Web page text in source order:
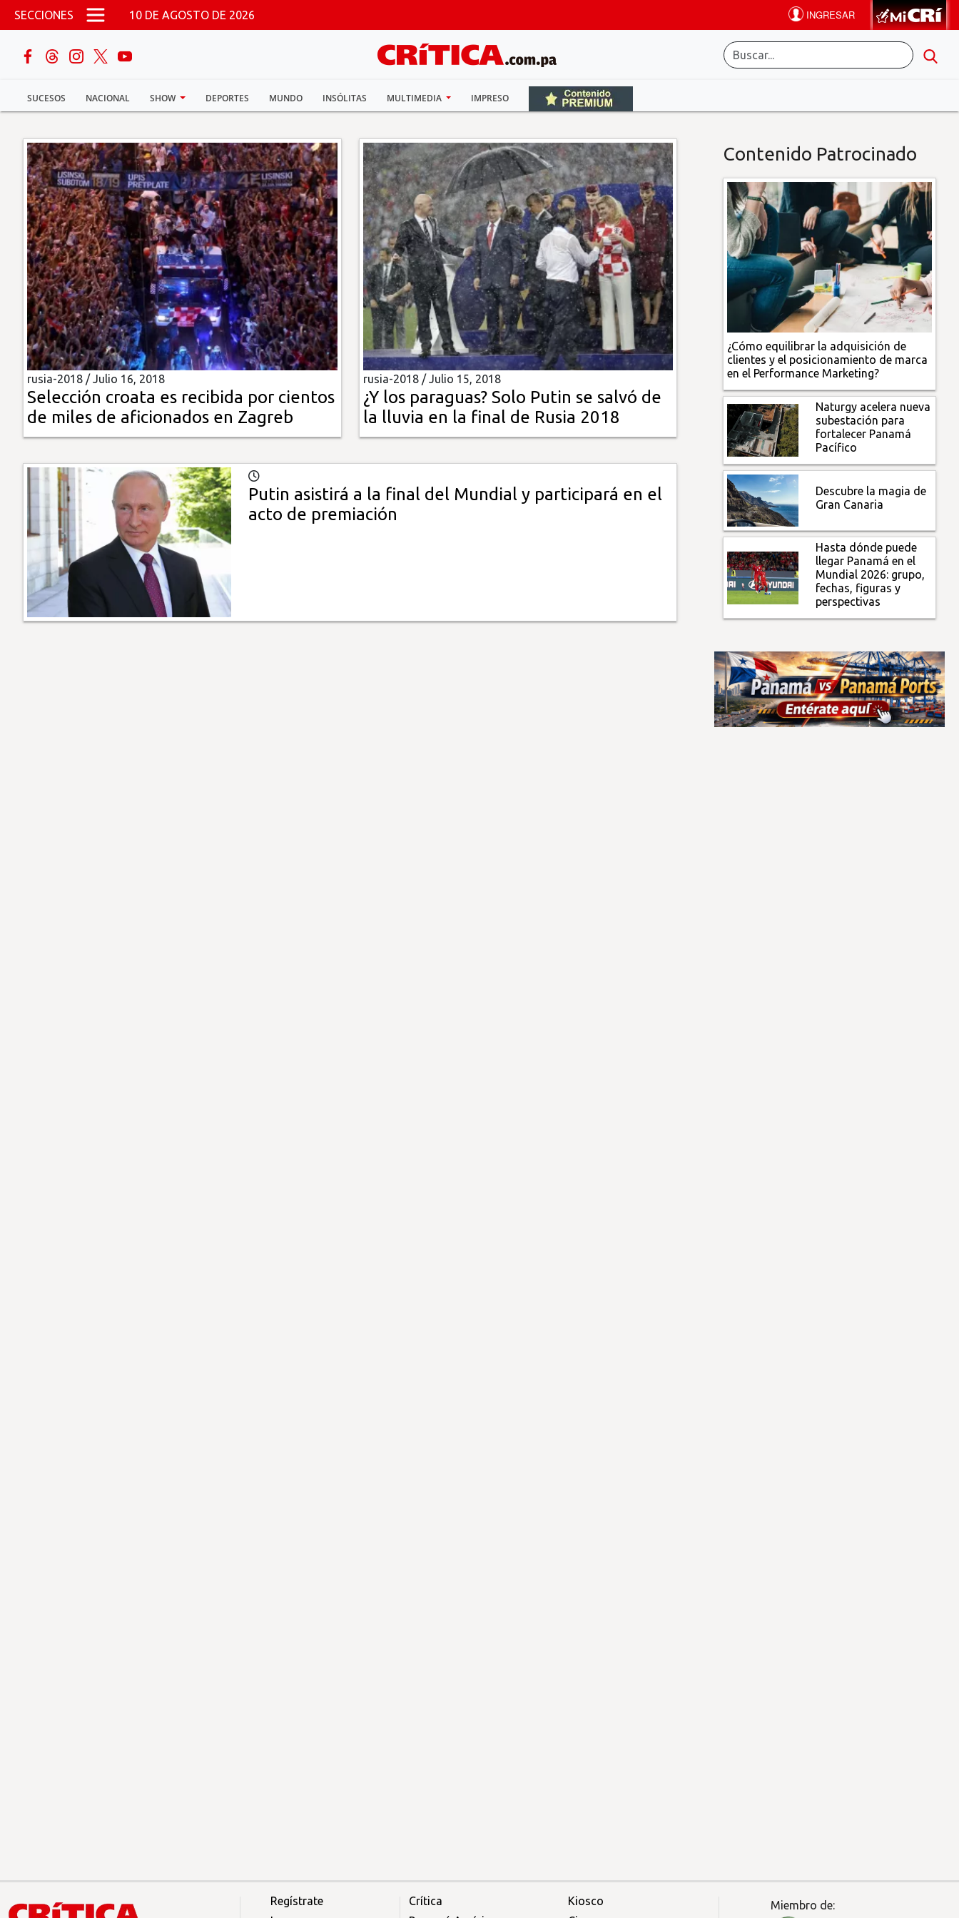
Pasar al contenido principal
SECCIONES 10 DE AGOSTO DE 2026
SUCESOS NACIONAL SHOW DEPORTES MUNDO INSÓLITAS MULTIMEDIA IMPRESO
buscar
Sucesos
Nacional
Política
Show
Deportes
Mundo
Insólitas
Multimedia
Impreso
rusia-2018 /Julio 16, 2018
Selección croata es recibida por cientos
de miles de aficionados en Zagreb
rusia-2018 /Julio 15, 2018
¿Y los paraguas? Solo Putin se salvó de
la lluvia en la final de Rusia 2018
Putin asistirá a la final del Mundial y participará en el
acto de premiación
Contenido Patrocinado
¿Cómo equilibrar la adquisición de
clientes y el posicionamiento de marca
en el Performance Marketing?
Naturgy acelera nueva
subestación para
fortalecer Panamá
Pacífico
Descubre la magia de
Gran Canaria
Hasta dónde puede
llegar Panamá en el
Mundial 2026: grupo,
fechas, figuras y
perspectivas
Regístrate
Crítica
Kiosco
Miembro de: